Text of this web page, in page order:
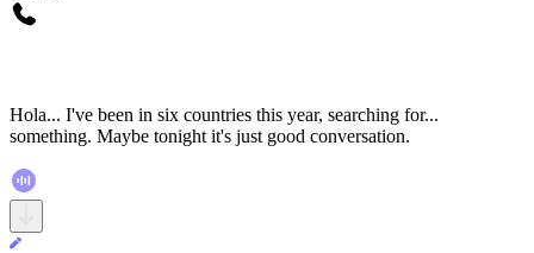
Hola... I've been in six countries this year, searching for...
something. Maybe tonight it's just good conversation.